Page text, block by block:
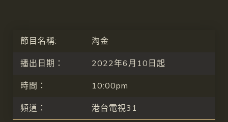
節目名稱:
淘金
播出日期：
2022年6月10日起
時間：
10:00pm
頻道：
港台電視31